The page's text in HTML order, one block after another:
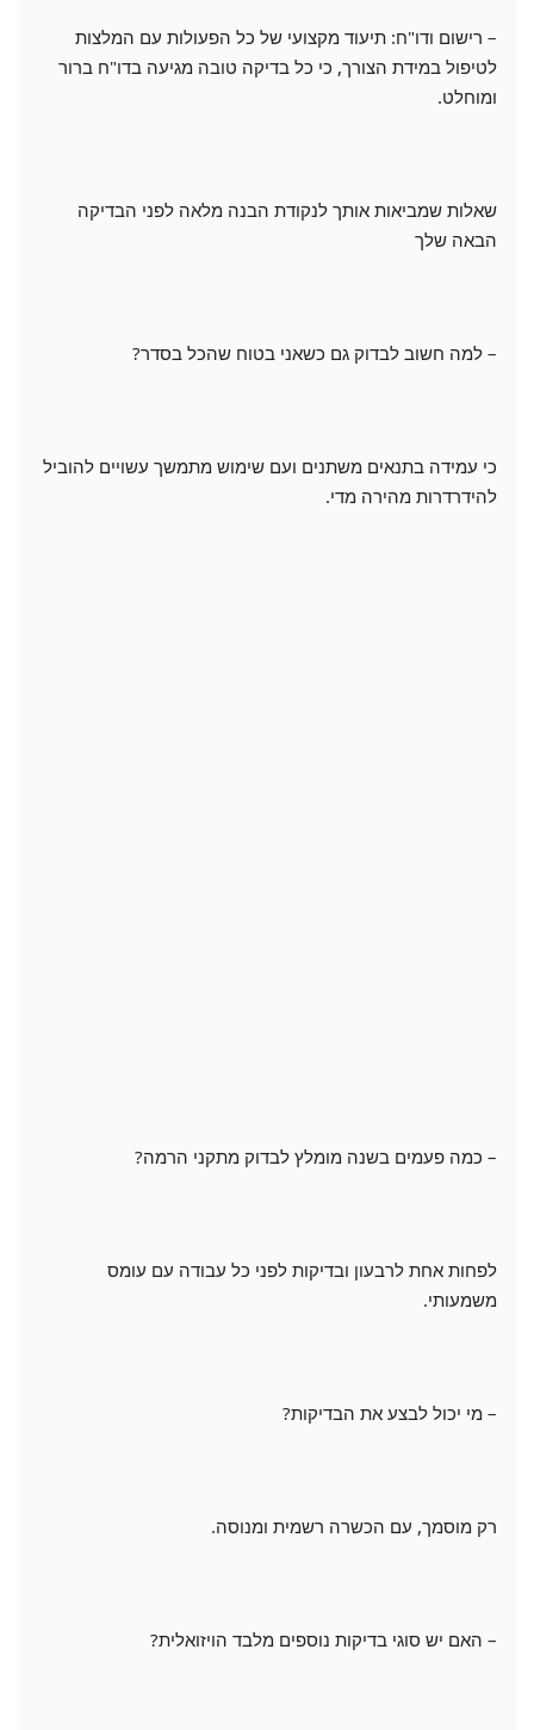
– רישום ודו"ח: תיעוד מקצועי של כל הפעולות עם המלצות
לטיפול במידת הצורך, כי כל בדיקה טובה מגיעה בדו"ח ברור
ומוחלט.
שאלות שמביאות אותך לנקודת הבנה מלאה לפני הבדיקה
הבאה שלך
– למה חשוב לבדוק גם כשאני בטוח שהכל בסדר?
כי עמידה בתנאים משתנים ועם שימוש מתמשך עשויים להוביל
להידרדרות מהירה מדי.
– כמה פעמים בשנה מומלץ לבדוק מתקני הרמה?
לפחות אחת לרבעון ובדיקות לפני כל עבודה עם עומס
משמעותי.
– מי יכול לבצע את הבדיקות?
רק מוסמך, עם הכשרה רשמית ומנוסה.
– האם יש סוגי בדיקות נוספים מלבד הויזואלית?